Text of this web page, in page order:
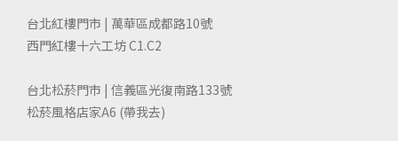
台北紅樓門市 | 萬華區成都路10號
西門紅樓十六工坊 C1.C2
台北松菸門市 | 信義區光復南路133號
松菸風格店家A6 (帶我去)